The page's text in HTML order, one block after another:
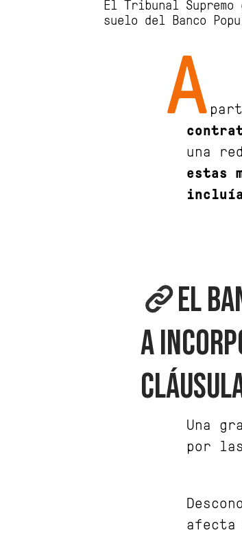
El Tribunal
suelo del Banco
A
una
estas
EL
A
Una
por
afecta